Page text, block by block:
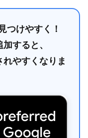
つけやすく！
すると、
やすくなりま